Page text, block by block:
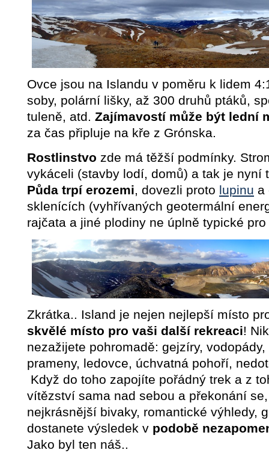
Ovce jsou na Islandu v poměru k lidem
soby, polární lišky, až 300 druhů ptáků,
tuleně, atd. Zajímavostí může být lední
za čas připluje na kře z Grónska.
Rostlinstvo zde má těžší podmínky.
vykáceli (stavby lodí, domů) a tak je nyní
Půda trpí erozemi, dovezli proto lupinu a
sklenících (vyhřívaných geotermální
rajčata a jiné plodiny ne úplně typické
Zkrátka.. Island je nejen nejlepší místo
skvělé místo pro vaši další rekreaci!
nezažijete pohromadě: gejzíry,
prameny, ledovce, úchvatná pohoří,
Když do toho zapojíte pořádný trek a z
vítězství sama nad sebou a překonání
nejkrásnější bivaky, romantické výhledy,
dostanete výsledek v podobě
Jako byl ten náš..